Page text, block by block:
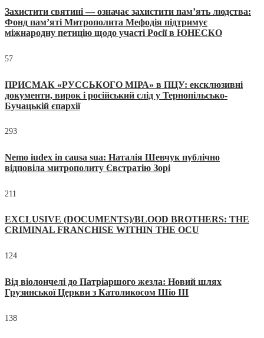
Захистити святині — означає захистити пам’ять людства:
Фонд пам’яті Митрополита Мефодія підтримує
міжнародну петицію щодо участі Росії в ЮНЕСКО
57
ПРИСМАК «РУССЬКОГО МІРА» в ПЦУ: ексклюзивні
документи, вирок і російський слід у Тернопільсько-
Бучацькій єпархії
293
Nemo iudex in causa sua: Наталія Шевчук публічно
відповіла митрополиту Євстратію Зорі
211
EXCLUSIVE (DOCUMENTS)/BLOOD BROTHERS: THE
CRIMINAL FRANCHISE WITHIN THE OCU
124
Від віолончелі до Патріаршого жезла: Новий шлях
Грузинської Церкви з Католикосом Шіо III
138